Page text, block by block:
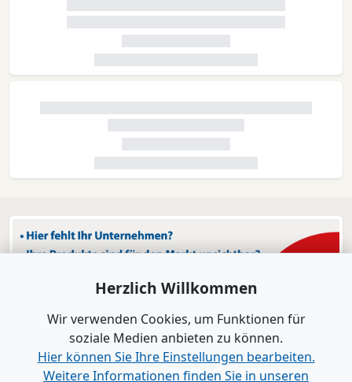
Herzlich Willkommen
Wir verwenden Cookies, um Funktionen für
soziale Medien anbieten zu können.
Hier können Sie Ihre Einstellungen bearbeiten.
Weitere Informationen finden Sie in unseren